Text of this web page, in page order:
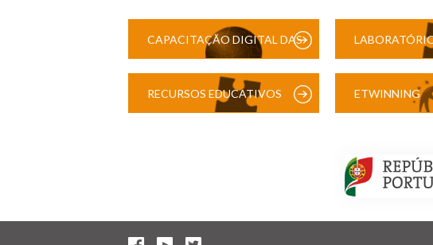
CAPACITAÇÃO DIGITAL DAS
RECURSOS EDUCATIVOS ETWINNING